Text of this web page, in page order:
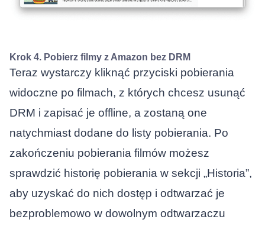
Krok 4. Pobierz filmy z Amazon bez DRM
Teraz wystarczy kliknąć przyciski pobierania
widoczne po filmach, z których chcesz usunąć
DRM i zapisać je offline, a zostaną one
natychmiast dodane do listy pobierania. Po
zakończeniu pobierania filmów możesz
sprawdzić historię pobierania w sekcji „Historia”,
aby uzyskać do nich dostęp i odtwarzać je
bezproblemowo w dowolnym odtwarzaczu